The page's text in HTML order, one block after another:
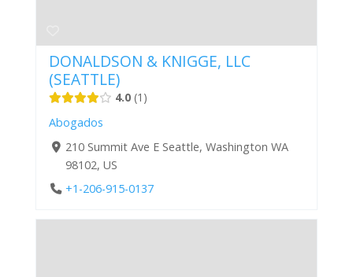
DONALDSON & KNIGGE, LLC
(SEATTLE)
4.0 1
Abogados
210 Summit Ave E Seattle, Washington WA
98102, US
+1-206-915-0137